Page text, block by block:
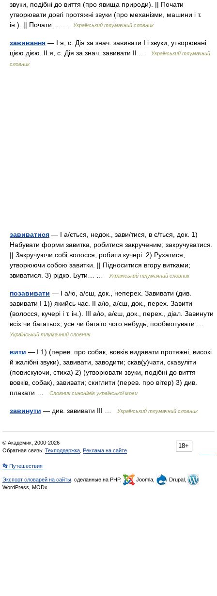
звуки, подібні до виття (про явища природи). || Почати
утворювати довгі протяжні звуки (про механізми, машини і т.
ін.). || Почати… …
Український тлумачний словник
завивання — I я, с. Дія за знач. завивати I і звуки, утворювані
цією дією. II я, с. Дія за знач. завивати II …
Український тлумачний
словник
завиватися — I а/ється, недок., зави/тися, в є/ться, док. 1)
Набувати форми завитка, робитися закрученим; закручуватися.
|| Закручуючи собі волосся, робити кучері. 2) Рухатися,
утворюючи собою завитки. || Підноситися вгору витками;
звиватися. 3) рідко. Бути… …
Український тлумачний словник
позавивати — I а/ю, а/єш, док., неперех. Завивати (див.
завивати I 1)) якийсь час. II а/ю, а/єш, док., перех. Завити
(волосся, кучері і т. ін.). III а/ю, а/єш, док., перех., діал. Завинути
всіх чи багатьох, усе чи багато чого небудь; пообмотувати …
Український тлумачний словник
вити — I 1) (перев. про собак, вовків видавати протяжні, високі
й жалібні звуки), завивати, заводити; скав(у)чати, скавуліти
(повискуючи, стиха) 2) (утворювати звуки, подібні до виття
вовків, собак), завивати; скиглити (перев. про вітер) 3) див.
плакати …
Словник синонімів української мови
завинути — див. завивати III … Український тлумачний словник
18+
© Академик, 2000-2026
Обратная связь: Техподдержка Реклама на сайте
👣 Путешествия
Экспорт словарей на сайты , сделанные на PHP, Joomla,
Drupal,
WordPress, MODx.